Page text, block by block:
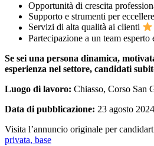
Opportunità di crescita
Supporto e strumenti per
Servizi di alta qualità ai clienti
Partecipazione a un team esperto
Se sei una persona dinamica,
esperienza nel settore, candidati
Luogo di lavoro: Chiasso, Corso San
Data di pubblicazione: 23 agosto
Visita l’annuncio originale per
privata, base